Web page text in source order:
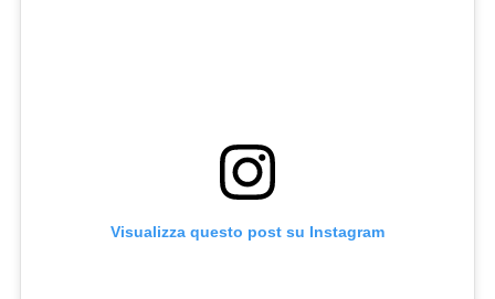
Visualizza questo post su Instagram